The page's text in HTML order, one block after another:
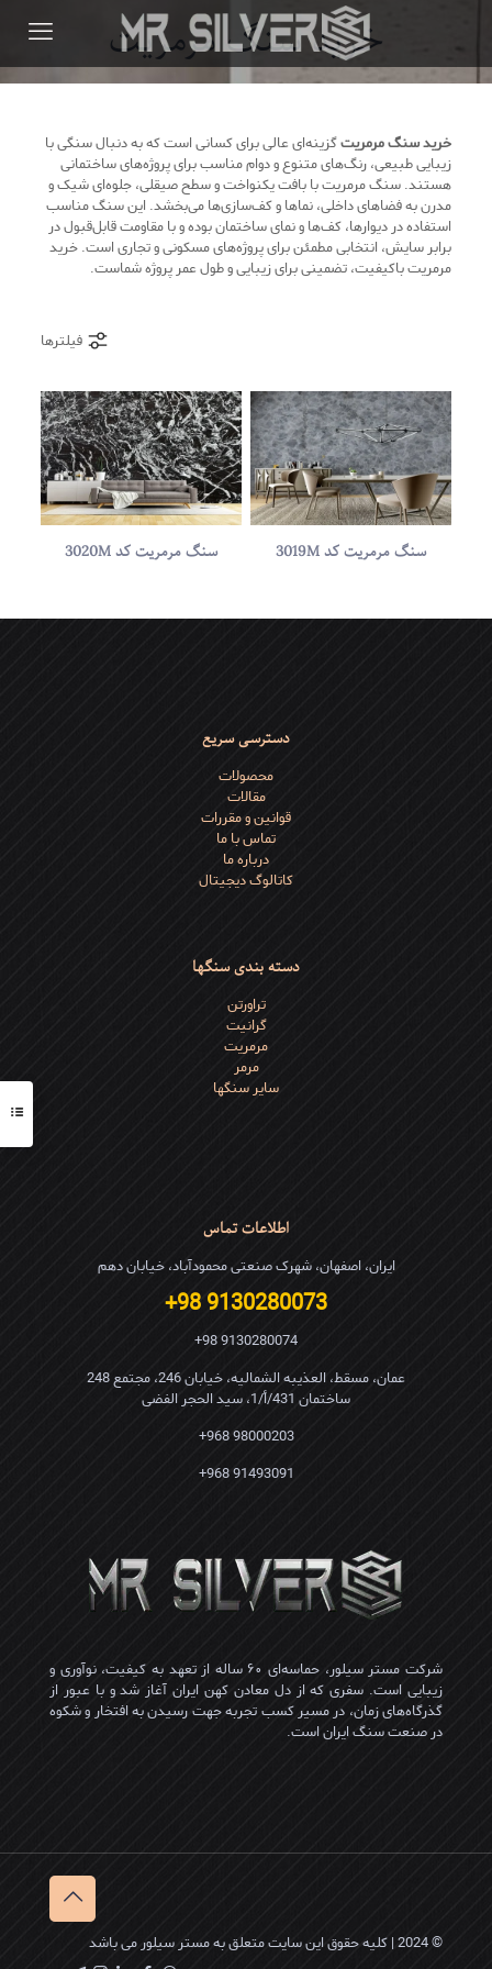
خرید سنگ مرمریت
خرید سنگ مرمریتگزینه‌ای عالی برای کسانی است که به دنبال سنگی با
زیبایی طبیعی، رنگ‌های متنوع و دوام مناسب برای پروژه‌های ساختمانی
هستند. سنگ مرمریت با بافت یکنواخت و سطح صیقلی، جلوه‌ای شیک و
مدرن به فضاهای داخلی، نماها و کف‌سازی‌ها می‌بخشد. این سنگ مناسب
استفاده در دیوارها، کف‌ها و نمای ساختمان بوده و با مقاومت قابل‌قبول در
برابر سایش، انتخابی مطمئن برای پروژه‌های مسکونی و تجاری است. خرید
مرمریت باکیفیت، تضمینی برای زیبایی و طول عمر پروژه شماست.
فیلترها
سنگ مرمریت کد 3019M سنگ مرمریت کد 3020M
دسترسی سریع
محصولات
مقالات
قوانین و مقررات
تماس با ما
درباره ما
کاتالوگ دیجیتال
دسته بندی سنگها
تراورتن
گرانیت
مرمریت
مرمر
سایر سنگها
اطلاعات تماس
ایران، اصفهان، شهرک صنعتی محمودآباد، خیابان دهم
9130280073 98+
9130280074 98+
عمان، مسقط، العذیبه الشمالیه، خیابان 246، مجتمع 248
ساختمان 431/أ/1، سید الحجر الفضی
98000203 968+
91493091 968+
شرکت مستر سیلور، حماسه‌ای ۶۰ ساله از تعهد به کیفیت، نوآوری و
زیبایی است. سفری که از دل معادن کهن ایران آغاز شد و با عبور از
گذرگاه‌های زمان، در مسیر کسب تجربه جهت رسیدن به افتخار و شکوه
در صنعت سنگ ایران است.
© 2024 | کلیه حقوق این سایت متعلق به مستر سیلور می باشد